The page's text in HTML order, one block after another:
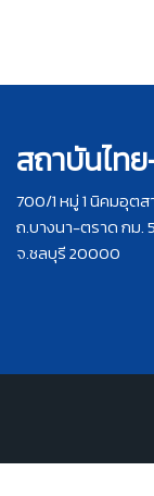
สถาบันไท
700/1 หมู่ 1 นิคมอุต
ถ.บางนา-ตราด กม.
จ.ชลบุรี 20000